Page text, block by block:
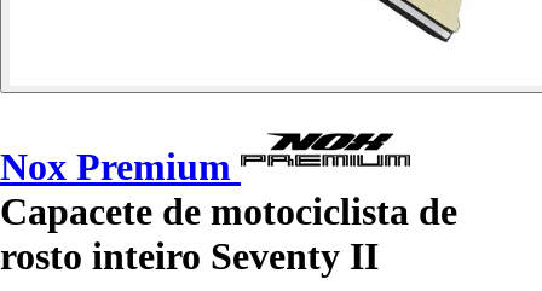
Nox Premium
Capacete de motociclista de
rosto inteiro Seventy II